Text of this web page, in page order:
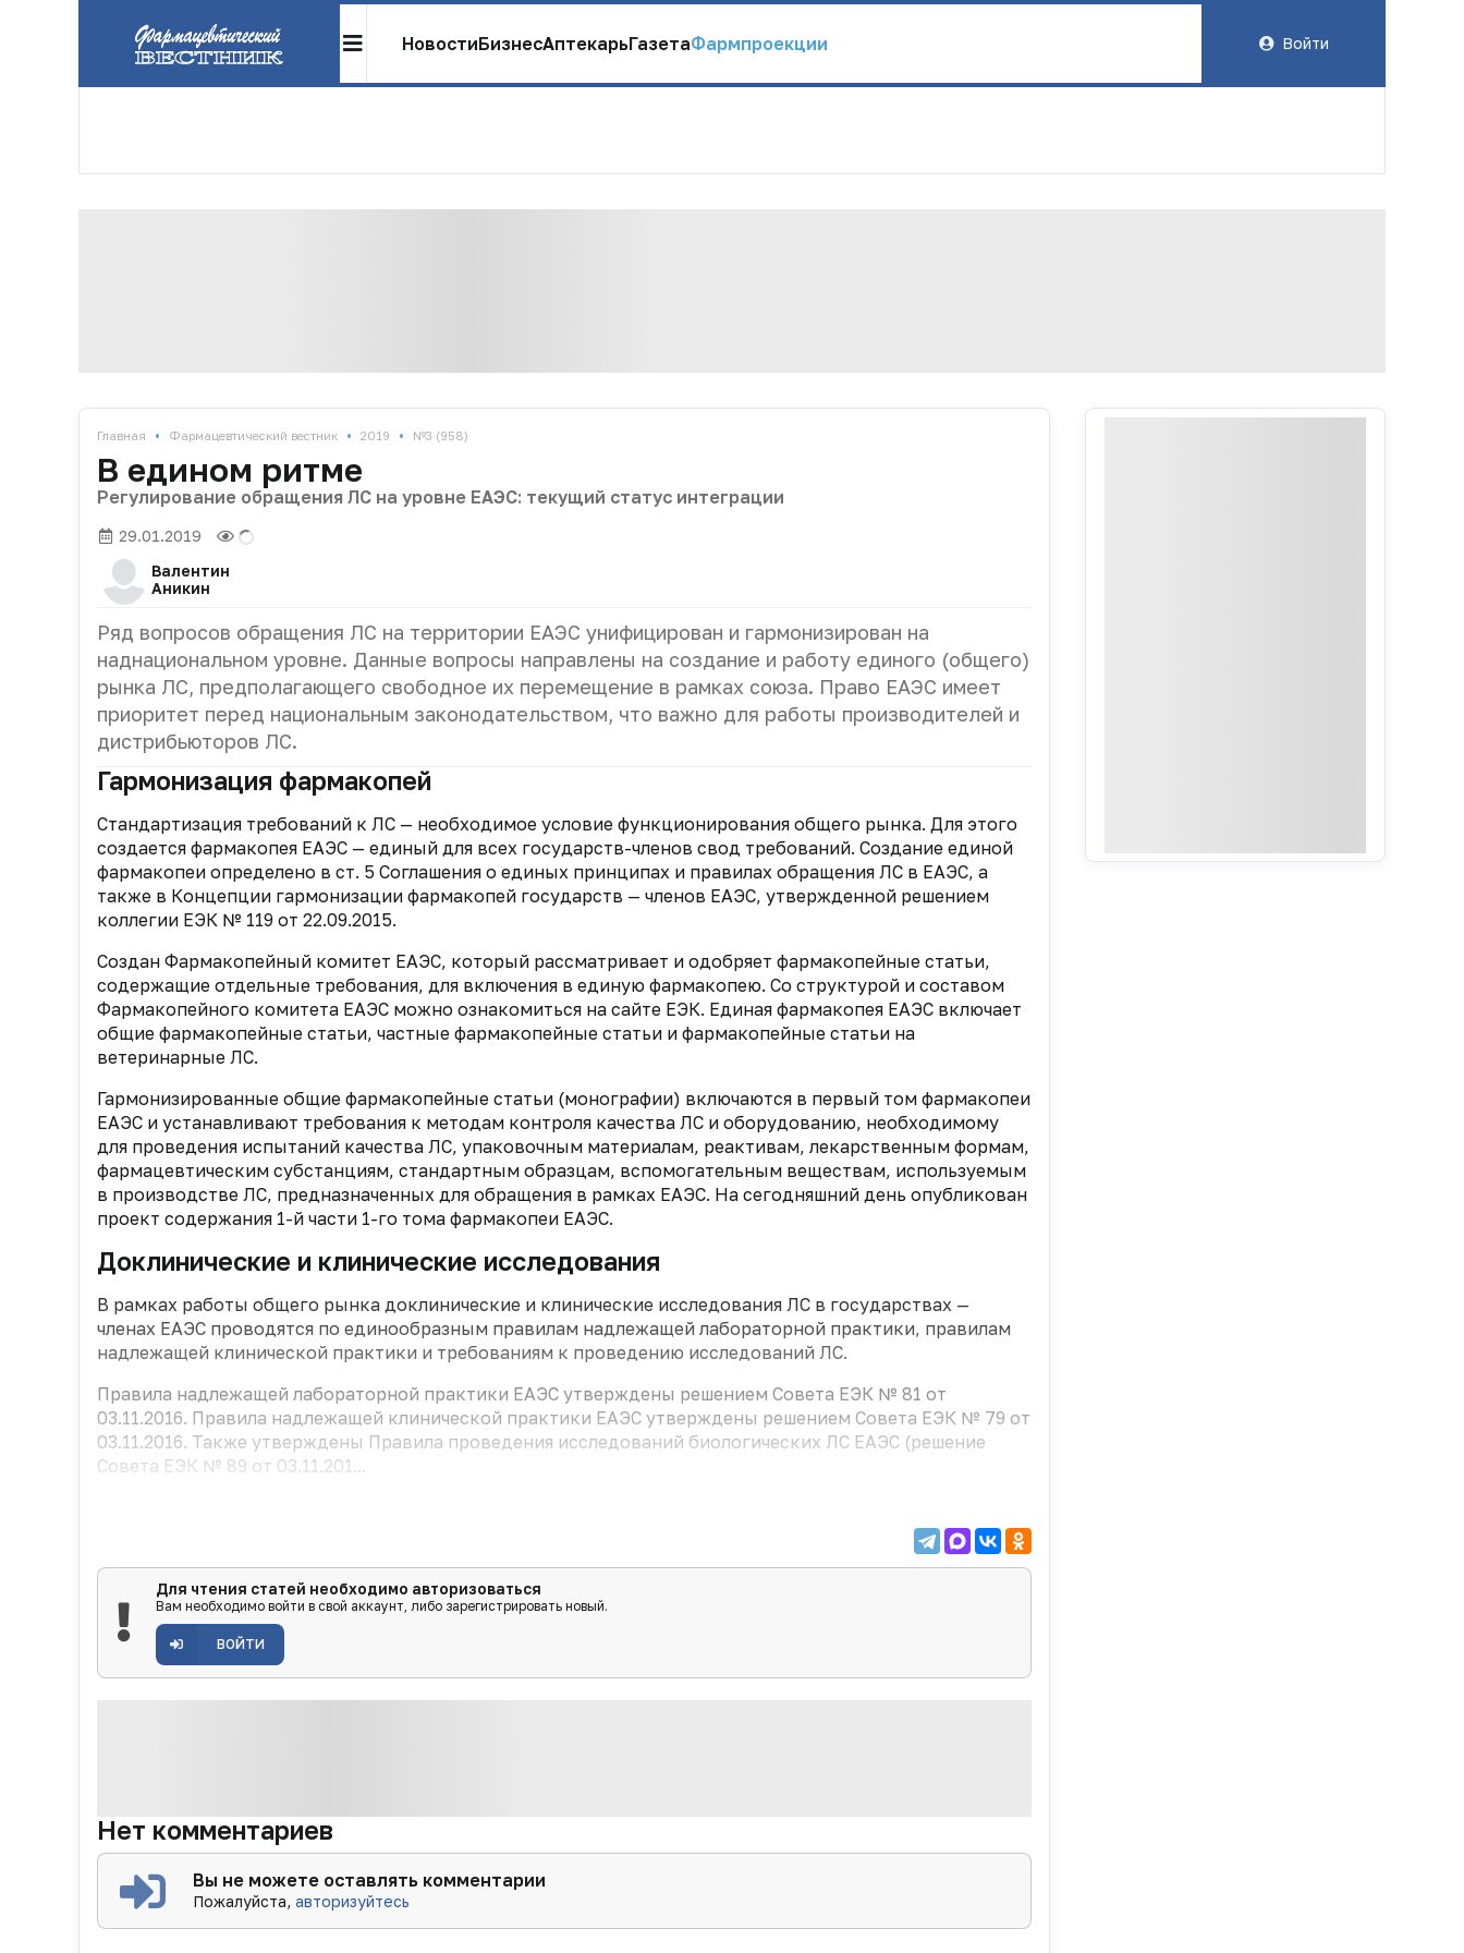
НовостиБизнесАптекарьГазетаФармпроекции Войти
Главная • Фармацевтический вестник • 2019 • №3 (958)
В едином ритме
Регулирование обращения ЛС на уровне ЕАЭС: текущий статус интеграции
29.01.2019
Валентин
Аникин
Ряд вопросов обращения ЛС на территории ЕАЭС унифицирован и гармонизирован на
наднациональном уровне. Данные вопросы направлены на создание и работу единого (общего)
рынка ЛС, предполагающего свободное их перемещение в рамках союза. Право ЕАЭС имеет
приоритет перед национальным законодательством, что важно для работы производителей и
дистрибьюторов ЛС.
Гармонизация фармакопей
Стандартизация требований к ЛС — необходимое условие функционирования общего рынка. Для этого
создается фармакопея ЕАЭС — единый для всех государств-членов свод требований. Создание единой
фармакопеи определено в ст. 5 Соглашения о единых принципах и правилах обращения ЛС в ЕАЭС, а
также в Концепции гармонизации фармакопей государств — членов ЕАЭС, утвержденной решением
коллегии ЕЭК № 119 от 22.09.2015.
Создан Фармакопейный комитет ЕАЭС, который рассматривает и одобряет фармакопейные статьи,
содержащие отдельные требования, для включения в единую фармакопею. Со структурой и составом
Фармакопейного комитета ЕАЭС можно ознакомиться на сайте ЕЭК. Единая фармакопея ЕАЭС включает
общие фармакопейные статьи, частные фармакопейные статьи и фармакопейные статьи на
ветеринарные ЛС.
Гармонизированные общие фармакопейные статьи (монографии) включаются в первый том фармакопеи
ЕАЭС и устанавливают требования к методам контроля качества ЛС и оборудованию, необходимому
для проведения испытаний качества ЛС, упаковочным материалам, реактивам, лекарственным формам,
фармацевтическим субстанциям, стандартным образцам, вспомогательным веществам, используемым
в производстве ЛС, предназначенных для обращения в рамках ЕАЭС. На сегодняшний день опубликован
проект содержания 1-й части 1-го тома фармакопеи ЕАЭС.
Доклинические и клинические исследования
В рамках работы общего рынка доклинические и клинические исследования ЛС в государствах —
членах ЕАЭС проводятся по единообразным правилам надлежащей лабораторной практики, правилам
надлежащей клинической практики и требованиям к проведению исследований ЛС.
Правила надлежащей лабораторной практики ЕАЭС утверждены решением Совета ЕЭК № 81 от
03.11.2016. Правила надлежащей клинической практики ЕАЭС утверждены решением Совета ЕЭК № 79 от
03.11.2016. Также утверждены Правила проведения исследований биологических ЛС ЕАЭС (решение
Совета ЕЭК № 89 от 03.11.201...
Для чтения статей необходимо авторизоваться
Вам необходимо войти в свой аккаунт, либо зарегистрировать новый.
ВОЙТИ
Нет комментариев
Вы не можете оставлять комментарии
Пожалуйста,авторизуйтесь